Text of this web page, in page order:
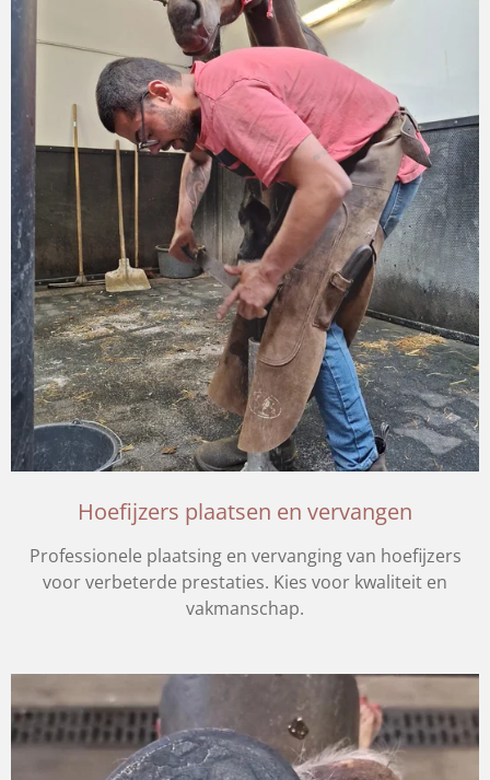
Hoefijzers plaatsen en vervangen
Professionele plaatsing en vervanging van hoefijzers
voor verbeterde prestaties. Kies voor kwaliteit en
vakmanschap.